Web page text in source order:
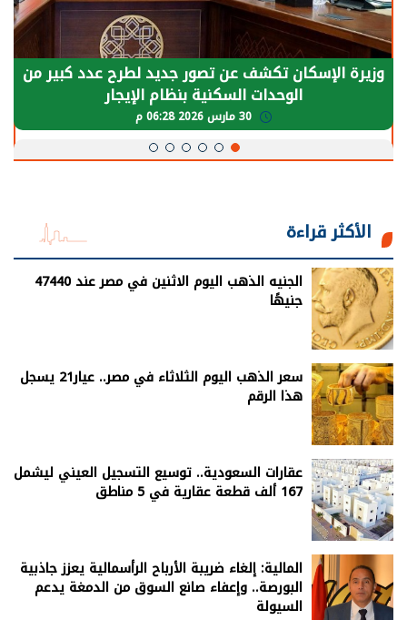
الرئيس السيسي: توقف الأنشطة في قطاع الطاقة
يحتاج إلى سنوات لعودة معدلات الإنتاج الطبيعية
الأكثر قراءة
الجنيه الذهب اليوم الاثنين في مصر عند 47440
جنيهًا
سعر الذهب اليوم الثلاثاء في مصر.. عيار21 يسجل
هذا الرقم
عقارات السعودية.. توسيع التسجيل العيني ليشمل
167 ألف قطعة عقارية في 5 مناطق
المالية: إلغاء ضريبة الأرباح الرأسمالية يعزز جاذبية
البورصة.. وإعفاء صانع السوق من الدمغة يدعم
السيولة